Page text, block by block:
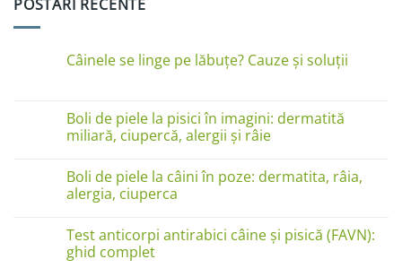
POSTĂRI RECENTE
Câinele se linge pe lăbuțe? Cauze și soluții
Câinele
se
linge
Cauze
și
soluții
Boli de piele la pisici în imagini: dermatită
miliară, ciupercă, alergii și râie
la
Boli
de
pisici
în
imagini:
Boli de piele la câini în poze: dermatita, râia,
alergia, ciuperca
Boli
de
Test anticorpi antirabici câine și pisică (FAVN):
ghid complet